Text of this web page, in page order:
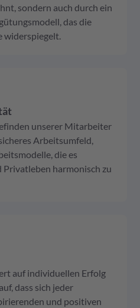
sondern auch durch ein
das die
widerspiegelt.
unserer Mitarbeiter
Arbeitsumfeld,
die es
harmonisch zu
auf individuellen Erfolg
dass sich jeder
und positiven